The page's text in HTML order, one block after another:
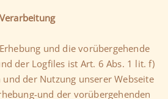
und die vorübergehende
der Logfiles ist Art. 6 Abs. 1 lit. f)
und der Nutzung unserer Webseite
und der vorübergehenden